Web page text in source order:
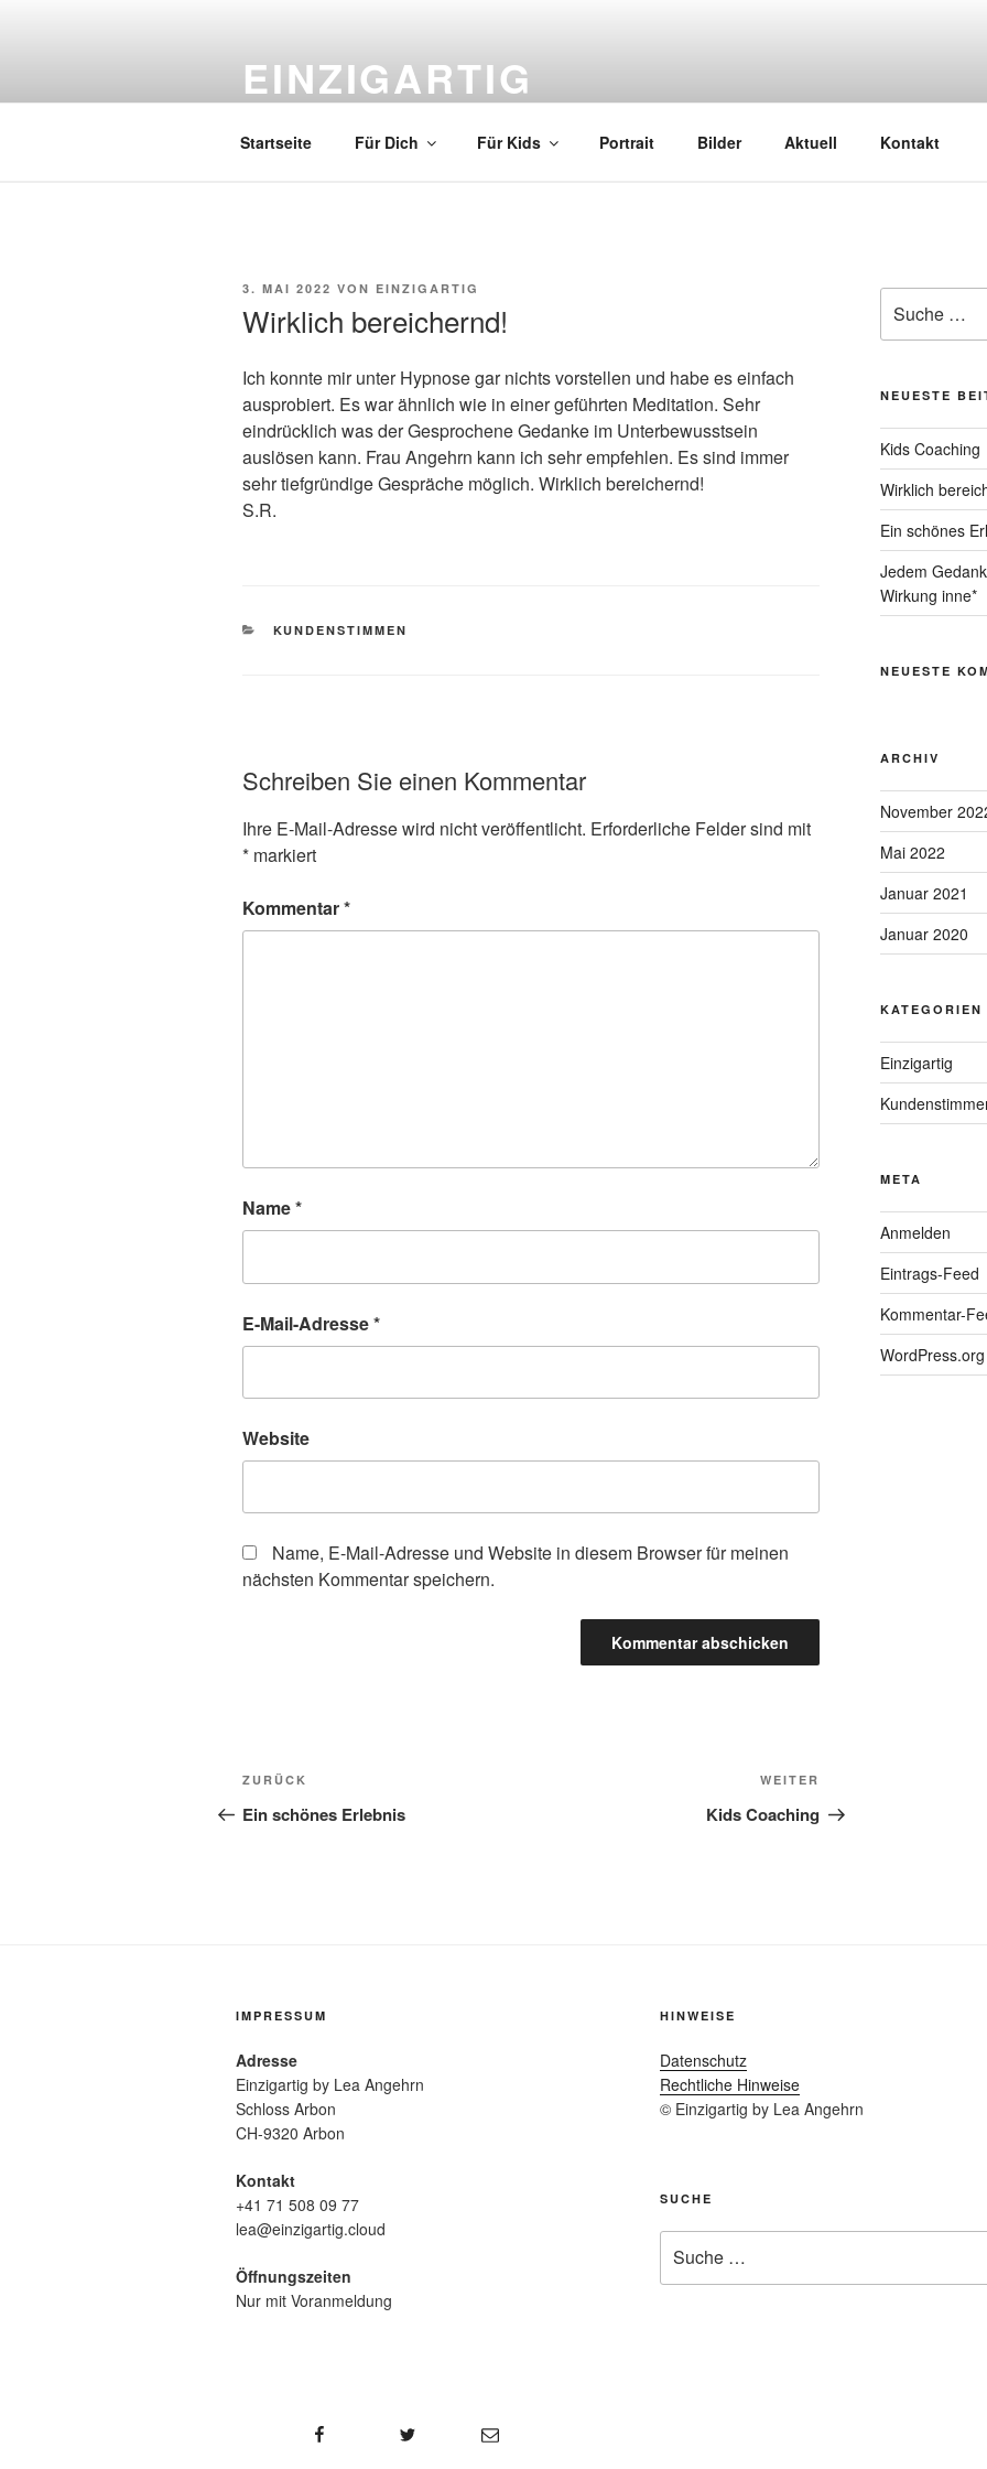
EINZIGARTIG
Startseite Für Dich Für Kids Portrait Bilder Aktuell Kontakt
VERÖFFENTLICHT
3. MAI 2022 VON EINZIGARTIG
Wirklich bereichernd!
Ich konnte mir unter Hypnose gar nichts vorstellen und habe es einfach
ausprobiert. Es war ähnlich wie in einer geführten Meditation. Sehr
eindrücklich was der Gesprochene Gedanke im Unterbewusstsein
auslösen kann. Frau Angehrn kann ich sehr empfehlen. Es sind immer
sehr tiefgründige Gespräche möglich. Wirklich bereichernd!
S.R.
KATEGORIEN
KUNDENSTIMMEN
Schreiben Sie einen Kommentar
Ihre E-Mail-Adresse wird nicht veröffentlicht. Erforderliche Felder sind mit
* markiert
Kommentar*
Name*
E-Mail-Adresse*
Website
Name, E-Mail-Adresse und Website in diesem Browser für meinen
nächsten Kommentar speichern.
Beitragsnavigation
Vorheriger
Beitrag
ZURÜCK
Ein schönes Erlebnis
Beitrag
WEITER
Kids Coaching
nach:
NEUESTE
Kids Coaching
Wirklich
Ein schönes
Jedem
Wirkung inne*
NEUESTE
ARCHIV
November
Mai 2022
Januar 2021
Januar 2020
KATEGORIEN
Einzigartig
META
Anmelden
Eintrags-Feed
Kommentar-
WordPress.org
IMPRESSUM
Adresse
Einzigartig by Lea Angehrn
Schloss Arbon
CH-9320 Arbon
Kontakt
+41 71 508 09 77
lea@einzigartig.cloud
Öffnungszeiten
Nur mit Voranmeldung
HINWEISE
Datenschutz
Rechtliche Hinweise
© Einzigartig by Lea Angehrn
SUCHE
nach:
Email